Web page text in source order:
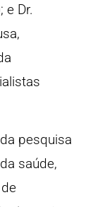
e Dr.
pesquisa
saúde,